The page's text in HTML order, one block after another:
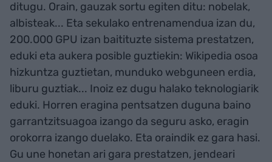
ditugu. Orain, gauzak sortu egiten ditu: nobelak,
albisteak... Eta sekulako entrenamendua izan du,
200.000 GPU izan baitituzte sistema prestatzen,
eduki eta aukera posible guztiekin: Wikipedia osoa
hizkuntza guztietan, munduko webguneen erdia,
liburu guztiak... Inoiz ez dugu halako teknologiarik
eduki. Horren eragina pentsatzen duguna baino
garrantzitsuagoa izango da seguru asko, eragin
orokorra izango duelako. Eta oraindik ez gara hasi.
Gu une honetan ari gara prestatzen, jendeari